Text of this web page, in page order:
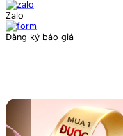
Zalo
Đăng ký báo giá